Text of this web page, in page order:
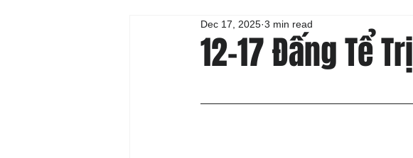
12-17 Đấng Tể Trị
Dec 17, 2025 3 min read